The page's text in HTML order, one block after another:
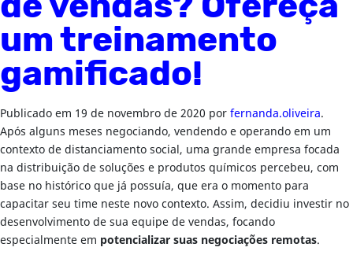
de vendas? Ofereça
um treinamento
gamificado!
Publicado em 19 de novembro de 2020 porfernanda.oliveira.
Após alguns meses negociando, vendendo e operando em um
contexto de distanciamento social, uma grande empresa focada
na distribuição de soluções e produtos químicos percebeu, com
base no histórico que já possuía, que era o momento para
capacitar seu time neste novo contexto. Assim, decidiu investir no
desenvolvimento de sua equipe de vendas, focando
especialmente em potencializar suas negociações remotas.